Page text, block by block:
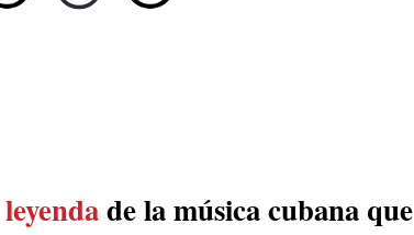
leyendade la música cubana que